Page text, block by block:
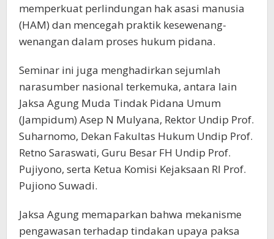
memperkuat perlindungan hak asasi manusia
(HAM) dan mencegah praktik kesewenang-
wenangan dalam proses hukum pidana.
Seminar ini juga menghadirkan sejumlah
narasumber nasional terkemuka, antara lain
Jaksa Agung Muda Tindak Pidana Umum
(Jampidum) Asep N Mulyana, Rektor Undip Prof.
Suharnomo, Dekan Fakultas Hukum Undip Prof.
Retno Saraswati, Guru Besar FH Undip Prof.
Pujiyono, serta Ketua Komisi Kejaksaan RI Prof.
Pujiono Suwadi.
Jaksa Agung memaparkan bahwa mekanisme
pengawasan terhadap tindakan upaya paksa